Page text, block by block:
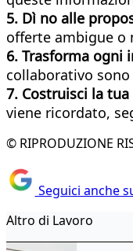
5. Dì no alle
offerte ambigue o
6. Trasforma ogni
collaborativo
7. Costruisci la
viene ricordato,
© RIPRODUZIONE
Seguici anche
Altro di Lavoro